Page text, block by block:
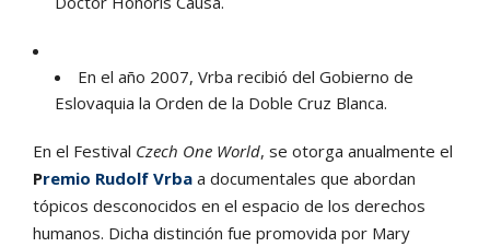
En el año 2007, Vrba recibió del Gobierno de
Eslovaquia la Orden de la Doble Cruz Blanca.
En el Festival Czech One World, se otorga anualmente el
Premio Rudolf Vrba a documentales que abordan
tópicos desconocidos en el espacio de los derechos
humanos. Dicha distinción fue promovida por Mary